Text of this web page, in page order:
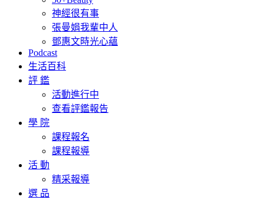
神經很有事
張曼娟我輩中人
鄧惠文時光心蘊
Podcast
生活百科
評 鑑
活動進行中
查看評鑑報告
學 院
課程報名
課程報導
活 動
精采報導
選 品